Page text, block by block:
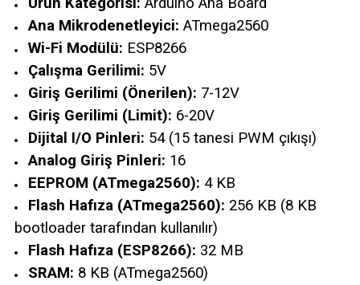
Ana Mikrodenetleyici: ATmega2560
Wi-Fi Modülü: ESP8266
Çalışma Gerilimi: 5V
Giriş Gerilimi (Önerilen): 7-12V
Giriş Gerilimi (Limit): 6-20V
Dijital I/O Pinleri: 54 (15 tanesi PWM çıkışı)
Analog Giriş Pinleri: 16
EEPROM (ATmega2560): 4 KB
Flash Hafıza (ATmega2560): 256 KB (8 KB
bootloader tarafından kullanılır)
Flash Hafıza (ESP8266): 32 MB
SRAM: 8 KB (ATmega2560)